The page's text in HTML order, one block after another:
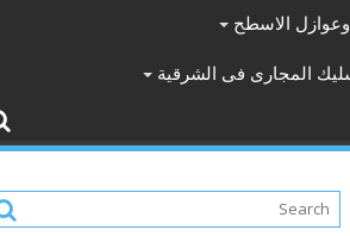
الاسطح
المجارى فى الشرقية